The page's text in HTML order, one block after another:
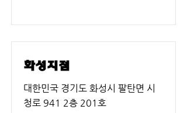
화성지점
대한민국 경기도 화성시 팔탄면 시
청로 941 2층 201호